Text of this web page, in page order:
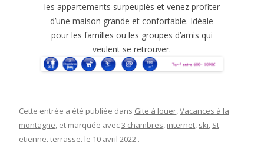
les appartements surpeuplés et venez profiter
d’une maison grande et confortable. Idéale
pour les familles ou les groupes d’amis qui
veulent se retrouver.
Cette entrée a été publiée dans Gite à louer,Vacances à la
montagne, et marquée avec3 chambres, internet, ski, St
etienne,terrasse, le 10 avril 2022 .